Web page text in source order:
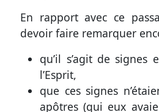
En rapport avec ce
devoir faire remarquer
qu’il s’agit de
l’Esprit,
que ces signes
apôtres (qui eux